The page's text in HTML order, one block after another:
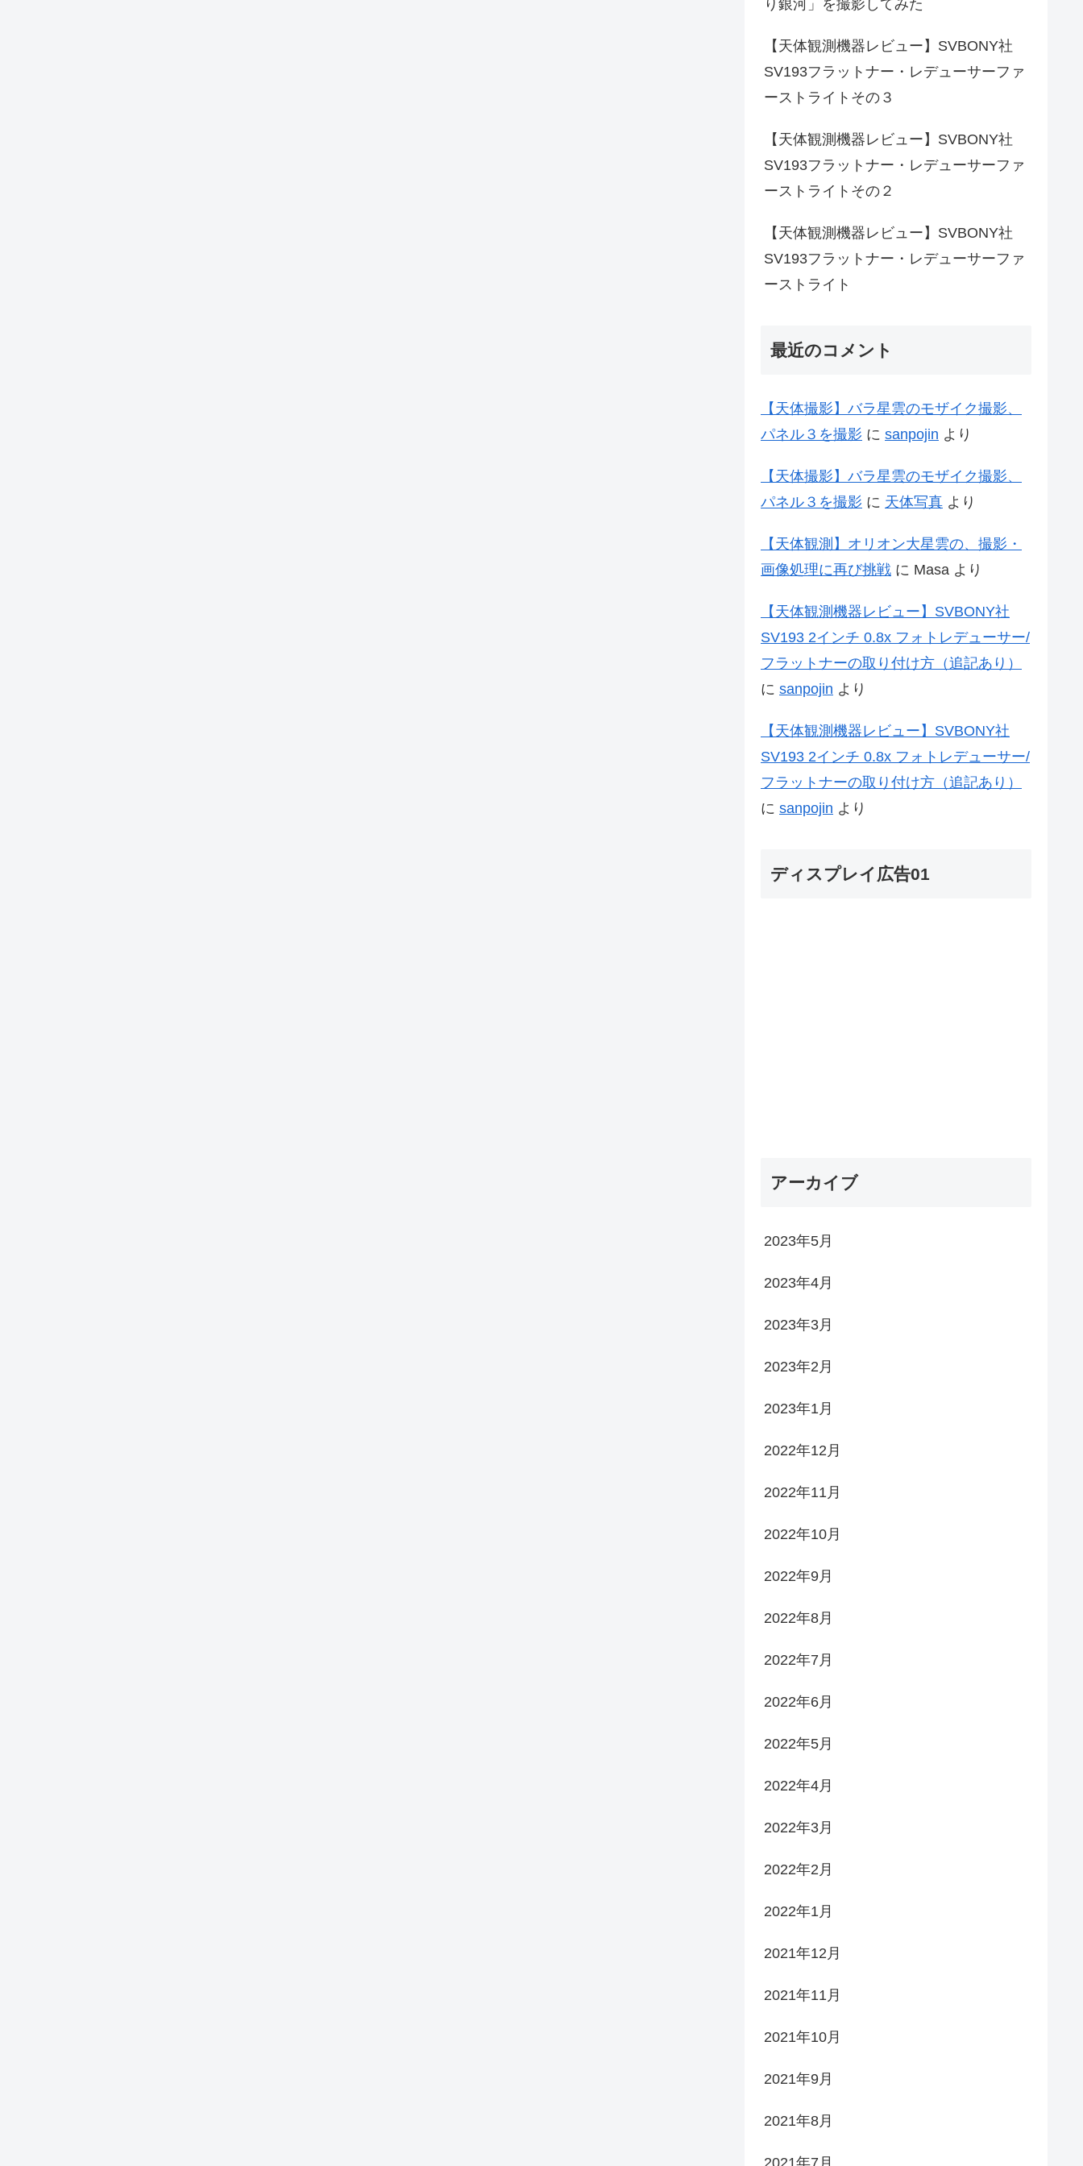
り銀河」を撮影してみた
【天体観測機器レビュー】SVBONY社
SV193フラットナー・レデューサーファ
ーストライトその３
【天体観測機器レビュー】SVBONY社
SV193フラットナー・レデューサーファ
ーストライトその２
【天体観測機器レビュー】SVBONY社
SV193フラットナー・レデューサーファ
ーストライト
最近のコメント
【天体撮影】バラ星雲のモザイク撮影、
パネル３を撮影 に sanpojin より
【天体撮影】バラ星雲のモザイク撮影、
パネル３を撮影 に 天体写真 より
【天体観測】オリオン大星雲の、撮影・
画像処理に再び挑戦 に Masa より
【天体観測機器レビュー】SVBONY社
SV193 2インチ 0.8x フォトレデューサー/
フラットナーの取り付け方（追記あり）
に sanpojin より
【天体観測機器レビュー】SVBONY社
SV193 2インチ 0.8x フォトレデューサー/
フラットナーの取り付け方（追記あり）
に sanpojin より
ディスプレイ広告01
アーカイブ
2023年5月
2023年4月
2023年3月
2023年2月
2023年1月
2022年12月
2022年11月
2022年10月
2022年9月
2022年8月
2022年7月
2022年6月
2022年5月
2022年4月
2022年3月
2022年2月
2022年1月
2021年12月
2021年11月
2021年10月
2021年9月
2021年8月
2021年7月